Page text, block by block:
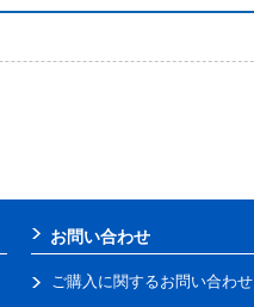
お問い合わせ
ご購入に関するお問い合わせ